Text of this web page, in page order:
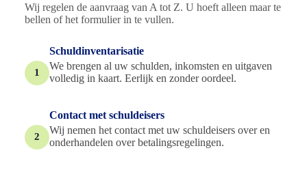
Wij regelen de aanvraag van A tot Z. U hoeft alleen maar te
bellen of het formulier in te vullen.
1
Schuldinventarisatie
We brengen al uw schulden, inkomsten en uitgaven
volledig in kaart. Eerlijk en zonder oordeel.
2
Contact met schuldeisers
Wij nemen het contact met uw schuldeisers over en
onderhandelen over betalingsregelingen.